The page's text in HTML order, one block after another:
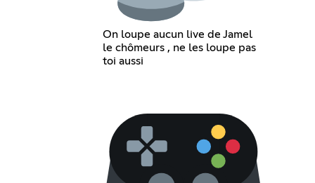
On loupe aucun live de Jamel
le chômeurs , ne les loupe pas
toi aussi